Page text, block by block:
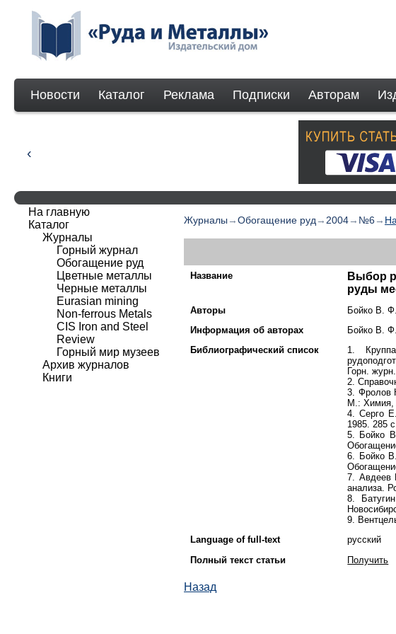
Новости Каталог Реклама Подписки Авторам
Журналы →Обогащение руд → 2004→ №6→
Название
Выбор
руды
Авторы
Бойко В.
Информация об авторах
Бойко В.
Библиографический список
1.
Горн.
2.
3. Фролов
М.: Химия,
4. Серго
1985. 285
5. Бойко
6. Бойко
7. Авдеев
анализа.
8.
9.
Language of full-text
русский
Полный текст статьи
Получить
Назад
На главную
Каталог
Журналы
Горный журнал
Обогащение руд
Цветные металлы
Черные металлы
Eurasian mining
Non-ferrous Мetals
CIS Iron and Steel
Review
Горный мир музеев
Архив журналов
Книги